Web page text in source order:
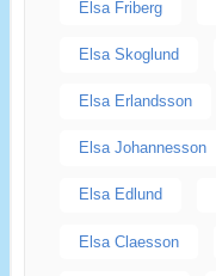
Elsa Friberg
Elsa Skoglund
Elsa Erlandsson
Elsa Johannesson
Elsa Edlund
Elsa Claesson